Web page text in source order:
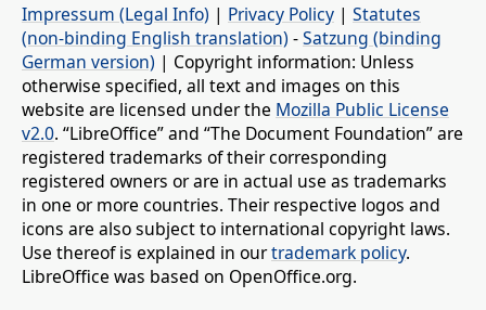
Impressum (Legal Info) | Privacy Policy | Statutes
(non-binding English translation) -Satzung (binding
German version) | Copyright information: Unless
otherwise specified, all text and images on this
website are licensed under the Mozilla Public License
v2.0. “LibreOffice” and “The Document Foundation” are
registered trademarks of their corresponding
registered owners or are in actual use as trademarks
in one or more countries. Their respective logos and
icons are also subject to international copyright laws.
Use thereof is explained in ourtrademark policy.
LibreOffice was based on OpenOffice.org.